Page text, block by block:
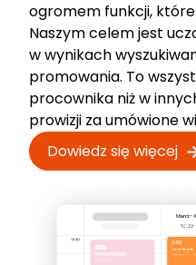
ogromem funkcji,
Naszym celem jest
w wynikach
promowania. To
procownika niż w
prowizji za umówione
Dowiedz się więcej